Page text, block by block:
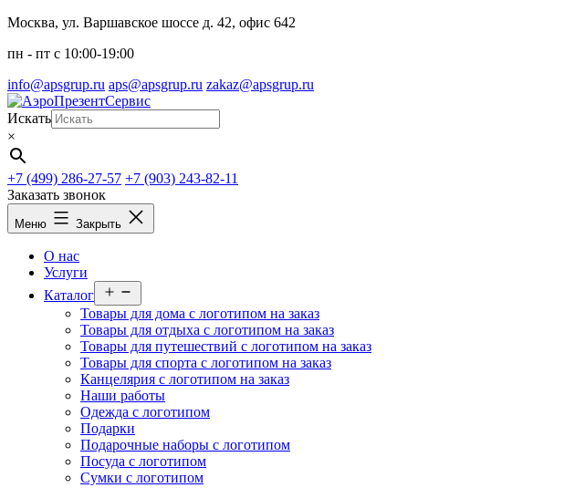
Перейти
содержимому
Москва, ул. Варшавское шоссе д. 42, офис 642
пн - пт c 10:00-19:00
info@apsgrup.ru aps@apsgrup.ru zakaz@apsgrup.ru
Искать
×
+7 (499) 286-27-57 +7 (903) 243-82-11
Заказать звонок
Меню Закрыть
О нас
Услуги
Каталог
меню
Товары для дома с логотипом на заказ
Товары для отдыха с логотипом на заказ
Товары для путешествий с логотипом на заказ
Товары для спорта с логотипом на заказ
Канцелярия с логотипом на заказ
Наши работы
Одежда с логотипом
Подарки
Подарочные наборы с логотипом
Посуда с логотипом
Сумки с логотипом